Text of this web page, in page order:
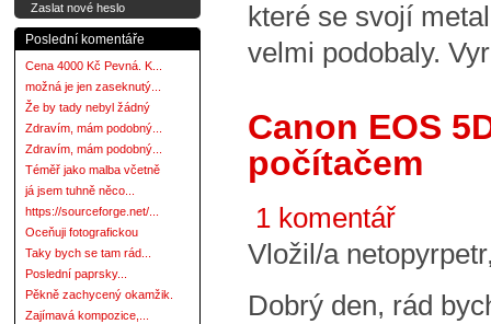
Zaslat nové heslo
Poslední komentáře
Cena 4000 Kč Pevná. K...
možná je jen zaseknutý...
Že by tady nebyl žádný
Zdravím, mám podobný...
Zdravím, mám podobný...
Téměř jako malba včetně
já jsem tuhně něco...
https://sourceforge.net/...
Oceňuji fotografickou
Taky bych se tam rád...
Poslední paprsky...
Pěkně zachycený okamžik.
Zajímavá kompozice,...
které se svojí
velmi podobaly.
Canon EOS
počítačem
1 komentář
Vložil/a
Dobrý den, rád